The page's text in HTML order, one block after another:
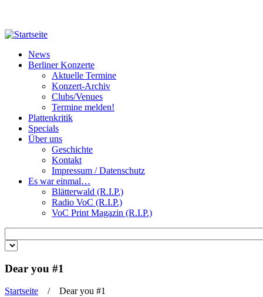
News
Berliner Konzerte
Aktuelle Termine
Konzert-Archiv
Clubs/Venues
Termine melden!
Plattenkritik
Specials
Über uns
Geschichte
Kontakt
Impressum / Datenschutz
Es war einmal…
Blätterwald (R.I.P.)
Radio VoC (R.I.P.)
VoC Print Magazin (R.I.P.)
Dear you #1
Startseite / Dear you #1